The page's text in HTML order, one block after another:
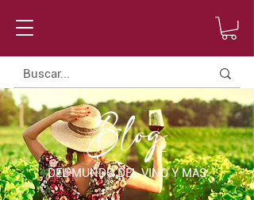
Entrada
Blog
DEL MUNDO DEL VINO Y MÁS